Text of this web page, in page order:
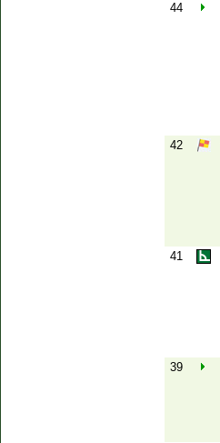
44
42
41
39